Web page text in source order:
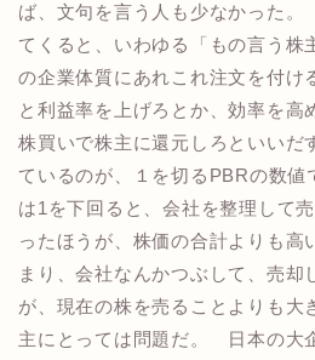
ば、文句を言う人も少なかった
てくると、いわゆる「もの言う株
の企業体質にあれこれ注文を付
と利益率を上げろとか、効率を高
株買いで株主に還元しろといい
ているのが、１を切るPBRの数
は1を下回ると、会社を整理して
ったほうが、株価の合計よりも
まり、会社なんかつぶして、売却
が、現在の株を売ることよりも大
主にとっては問題だ。 日本の大